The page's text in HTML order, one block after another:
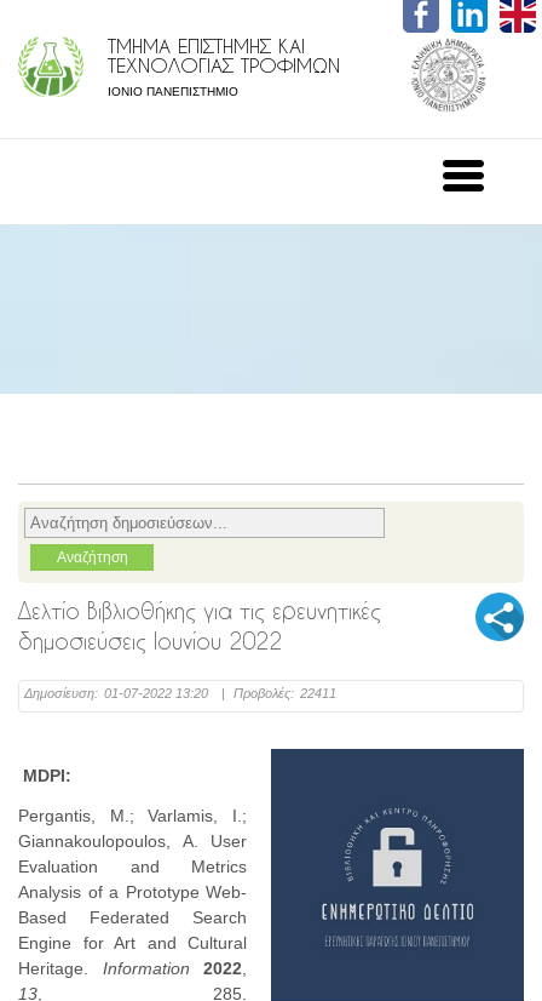
ΤΜΗΜΑ ΕΠΙΣΤΗΜΗΣ ΚΑΙ
ΤΕΧΝΟΛΟΓΙΑΣ ΤΡΟΦΙΜΩΝ
ΙΟΝΙΟ ΠΑΝΕΠΙΣΤΗΜΙΟ
Δελτίο Βιβλιοθήκης για τις ερευνητικές
δημοσιεύσεις Ιουνίου 2022
Δημοσίευση: 01-07-2022 13:20 | Προβολές: 22411
MDPI:
Pergantis, M.; Varlamis, I.;
Giannakoulopoulos, A. User
Evaluation and Metrics
Analysis of a Prototype Web-
Based Federated Search
Engine for Art and Cultural
Heritage. Information 2022
13 , 285.